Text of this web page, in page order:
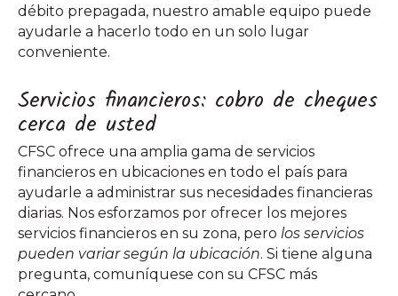
débito prepagada, nuestro amable equipo puede
ayudarle a hacerlo todo en un solo lugar
conveniente.
Servicios financieros: cobro de cheques
cerca de usted
CFSC ofrece una amplia gama de servicios
financieros en ubicaciones en todo el país para
ayudarle a administrar sus necesidades financieras
diarias. Nos esforzamos por ofrecer los mejores
servicios financieros en su zona, pero los servicios
pueden variar según la ubicación. Si tiene alguna
pregunta, comuníquese con su CFSC más